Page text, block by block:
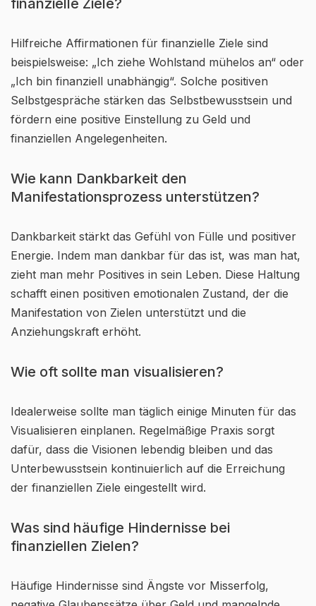
finanzielle Ziele?
Hilfreiche Affirmationen für finanzielle Ziele sind
beispielsweise: „Ich ziehe Wohlstand mühelos an“ oder
„Ich bin finanziell unabhängig“. Solche positiven
Selbstgespräche stärken das Selbstbewusstsein und
fördern eine positive Einstellung zu Geld und
finanziellen Angelegenheiten.
Wie kann Dankbarkeit den
Manifestationsprozess unterstützen?
Dankbarkeit stärkt das Gefühl von Fülle und positiver
Energie. Indem man dankbar für das ist, was man hat,
zieht man mehr Positives in sein Leben. Diese Haltung
schafft einen positiven emotionalen Zustand, der die
Manifestation von Zielen unterstützt und die
Anziehungskraft erhöht.
Wie oft sollte man visualisieren?
Idealerweise sollte man täglich einige Minuten für das
Visualisieren einplanen. Regelmäßige Praxis sorgt
dafür, dass die Visionen lebendig bleiben und das
Unterbewusstsein kontinuierlich auf die Erreichung
der finanziellen Ziele eingestellt wird.
Was sind häufige Hindernisse bei
finanziellen Zielen?
Häufige Hindernisse sind Ängste vor Misserfolg,